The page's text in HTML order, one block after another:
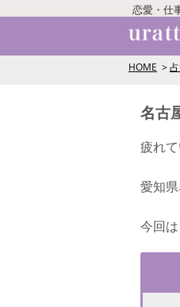
恋愛・仕
HOME
名古
疲れ
愛知
今回